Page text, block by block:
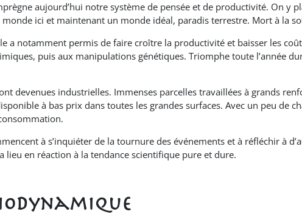
aujourd’hui notre système de pensée et de productivité. On y
ici et maintenant un monde idéal, paradis terrestre. Mort à la
a notamment permis de faire croître la productivité et baisser les
puis aux manipulations génétiques. Triomphe toute l’année
devenues industrielles. Immenses parcelles travaillées à grands
à bas prix dans toutes les grandes surfaces. Avec un peu de
à s’inquiéter de la tournure des événements et à réfléchir à
en réaction à la tendance scientifique pure et dure.